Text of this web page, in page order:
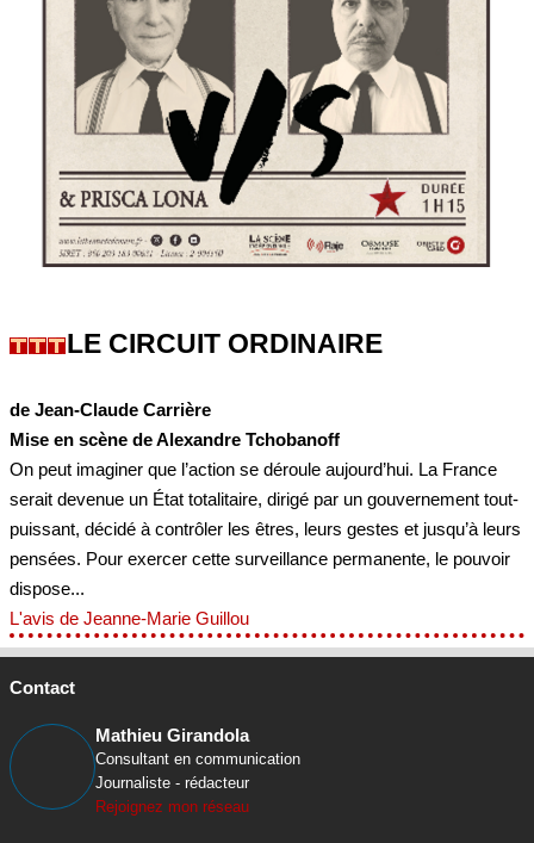
LE CIRCUIT ORDINAIRE
de Jean-Claude Carrière
Mise en scène de Alexandre Tchobanoff
On peut imaginer que l’action se déroule aujourd’hui. La France
serait devenue un État totalitaire, dirigé par un gouvernement tout-
puissant, décidé à contrôler les êtres, leurs gestes et jusqu’à leurs
pensées. Pour exercer cette surveillance permanente, le pouvoir
dispose...
L'avis de Jeanne-Marie Guillou
Contact
Mathieu Girandola
Consultant en communication
Journaliste - rédacteur
Rejoignez mon réseau